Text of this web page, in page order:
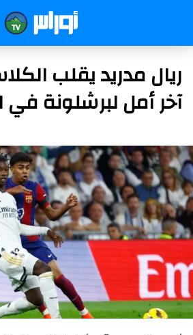
ريال مدريد يقلب
آخر أمل لبرشلونة في